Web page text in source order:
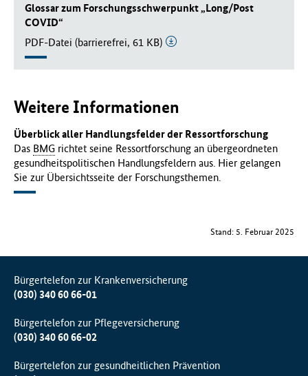
Glossar zum Forschungsschwerpunkt „Long/Post
COVID“
PDF-Datei (barrierefrei, 61 KB)
Weitere Informationen
Überblick aller Handlungsfelder der Ressortforschung
Das BMG richtet seine Ressortforschung an übergeordneten
gesundheitspolitischen Handlungsfeldern aus. Hier gelangen
Sie zur Übersichtsseite der Forschungsthemen.
Stand: 5. Februar 2025
Bürgertelefon zur Krankenversicherung
(030) 340 60 66-01
Bürgertelefon zur Pflegeversicherung
(030) 340 60 66-02
Bürgertelefon zur gesundheitlichen Prävention